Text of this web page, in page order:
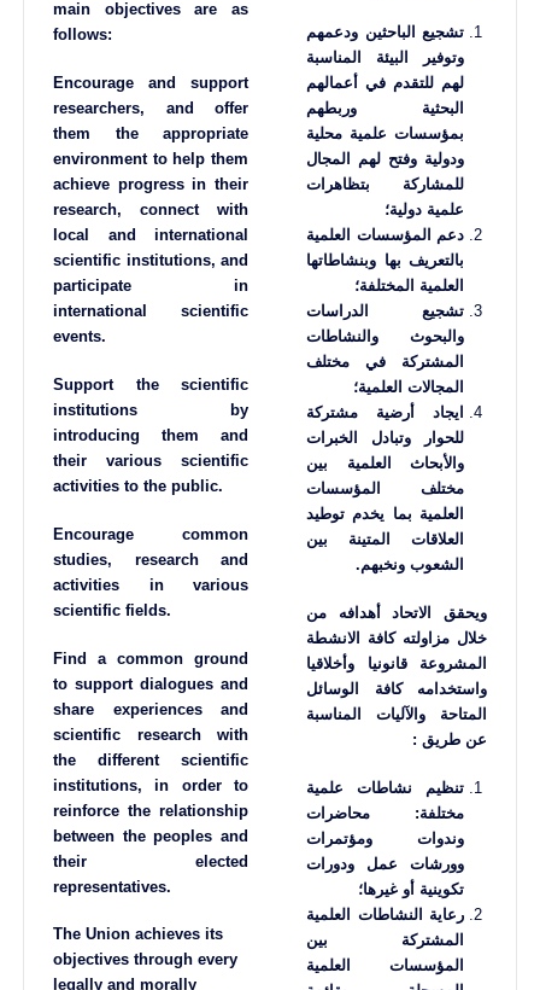
تشجيع الباحثين ودعمهم
وتوفير البيئة المناسبة
لهم للتقدم في أعمالهم
البحثية وربطهم
بمؤسسات علمية محلية
ودولية وفتح لهم المجال
للمشاركة بتظاهرات
علمية دولية؛
دعم المؤسسات العلمية
بالتعريف بها وبنشاطاتها
العلمية المختلفة؛
تشجيع الدراسات
والبحوث والنشاطات
المشتركة في مختلف
المجالات العلمية؛
ايجاد أرضية مشتركة
للحوار وتبادل الخبرات
والأبحاث العلمية بين
مختلف المؤسسات
العلمية بما يخدم توطيد
العلاقات المتينة بين
الشعوب ونخبهم.
ويحقق الاتحاد أهدافه من
خلال مزاولته كافة الانشطة
المشروعة قانونيا وأخلاقيا
واستخدامه كافة الوسائل
المتاحة والآليات المناسبة
عن طريق :
تنظيم نشاطات علمية
مختلفة: محاضرات
وندوات ومؤتمرات
وورشات عمل ودورات
تكوينية أو غيرها؛
رعاية النشاطات العلمية
المشتركة بين
المؤسسات العلمية
main objectives are as
follows:
Encourage and support
researchers, and offer
them the appropriate
environment to help them
achieve progress in their
research, connect with
local and international
scientific institutions, and
participate in
international scientific
events.
Support the scientific
institutions by
introducing them and
their various scientific
activities to the public.
Encourage common
studies, research and
activities in various
scientific fields.
Find a common ground
to support dialogues and
share experiences and
scientific research with
the different scientific
institutions, in order to
reinforce the relationship
between the peoples and
their elected
representatives.
The Union achieves its
objectives through every
legally and morally